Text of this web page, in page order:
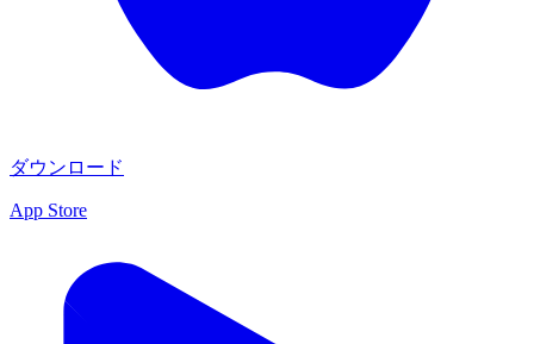
ダウンロード
App Store